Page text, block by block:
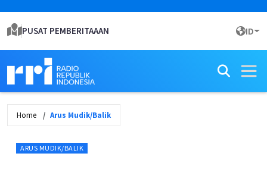
PUSAT PEMBERITAAAN ID
Home Arus Mudik/Balik
ARUS MUDIK/BALIK